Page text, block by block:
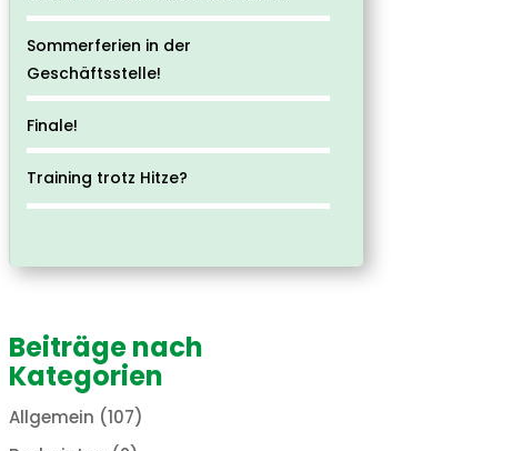
Sommerferien in der
Geschäftsstelle!
Finale!
Training trotz Hitze?
Beiträge nach
Kategorien
Allgemein (107)